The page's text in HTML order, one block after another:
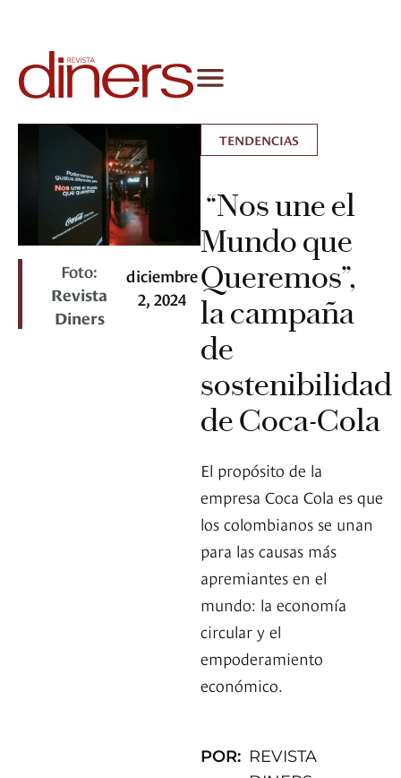
Foto:
Revista
Diners
diciembre
2, 2024
TENDENCIAS
“Nos une el
Mundo que
Queremos”,
la campaña
de
sostenibilidad
de Coca-Cola
El propósito de la
empresa Coca Cola es que
los colombianos se unan
para las causas más
apremiantes en el
mundo: la economía
circular y el
empoderamiento
económico.
POR: REVISTA